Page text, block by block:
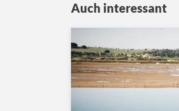
Auch interessant